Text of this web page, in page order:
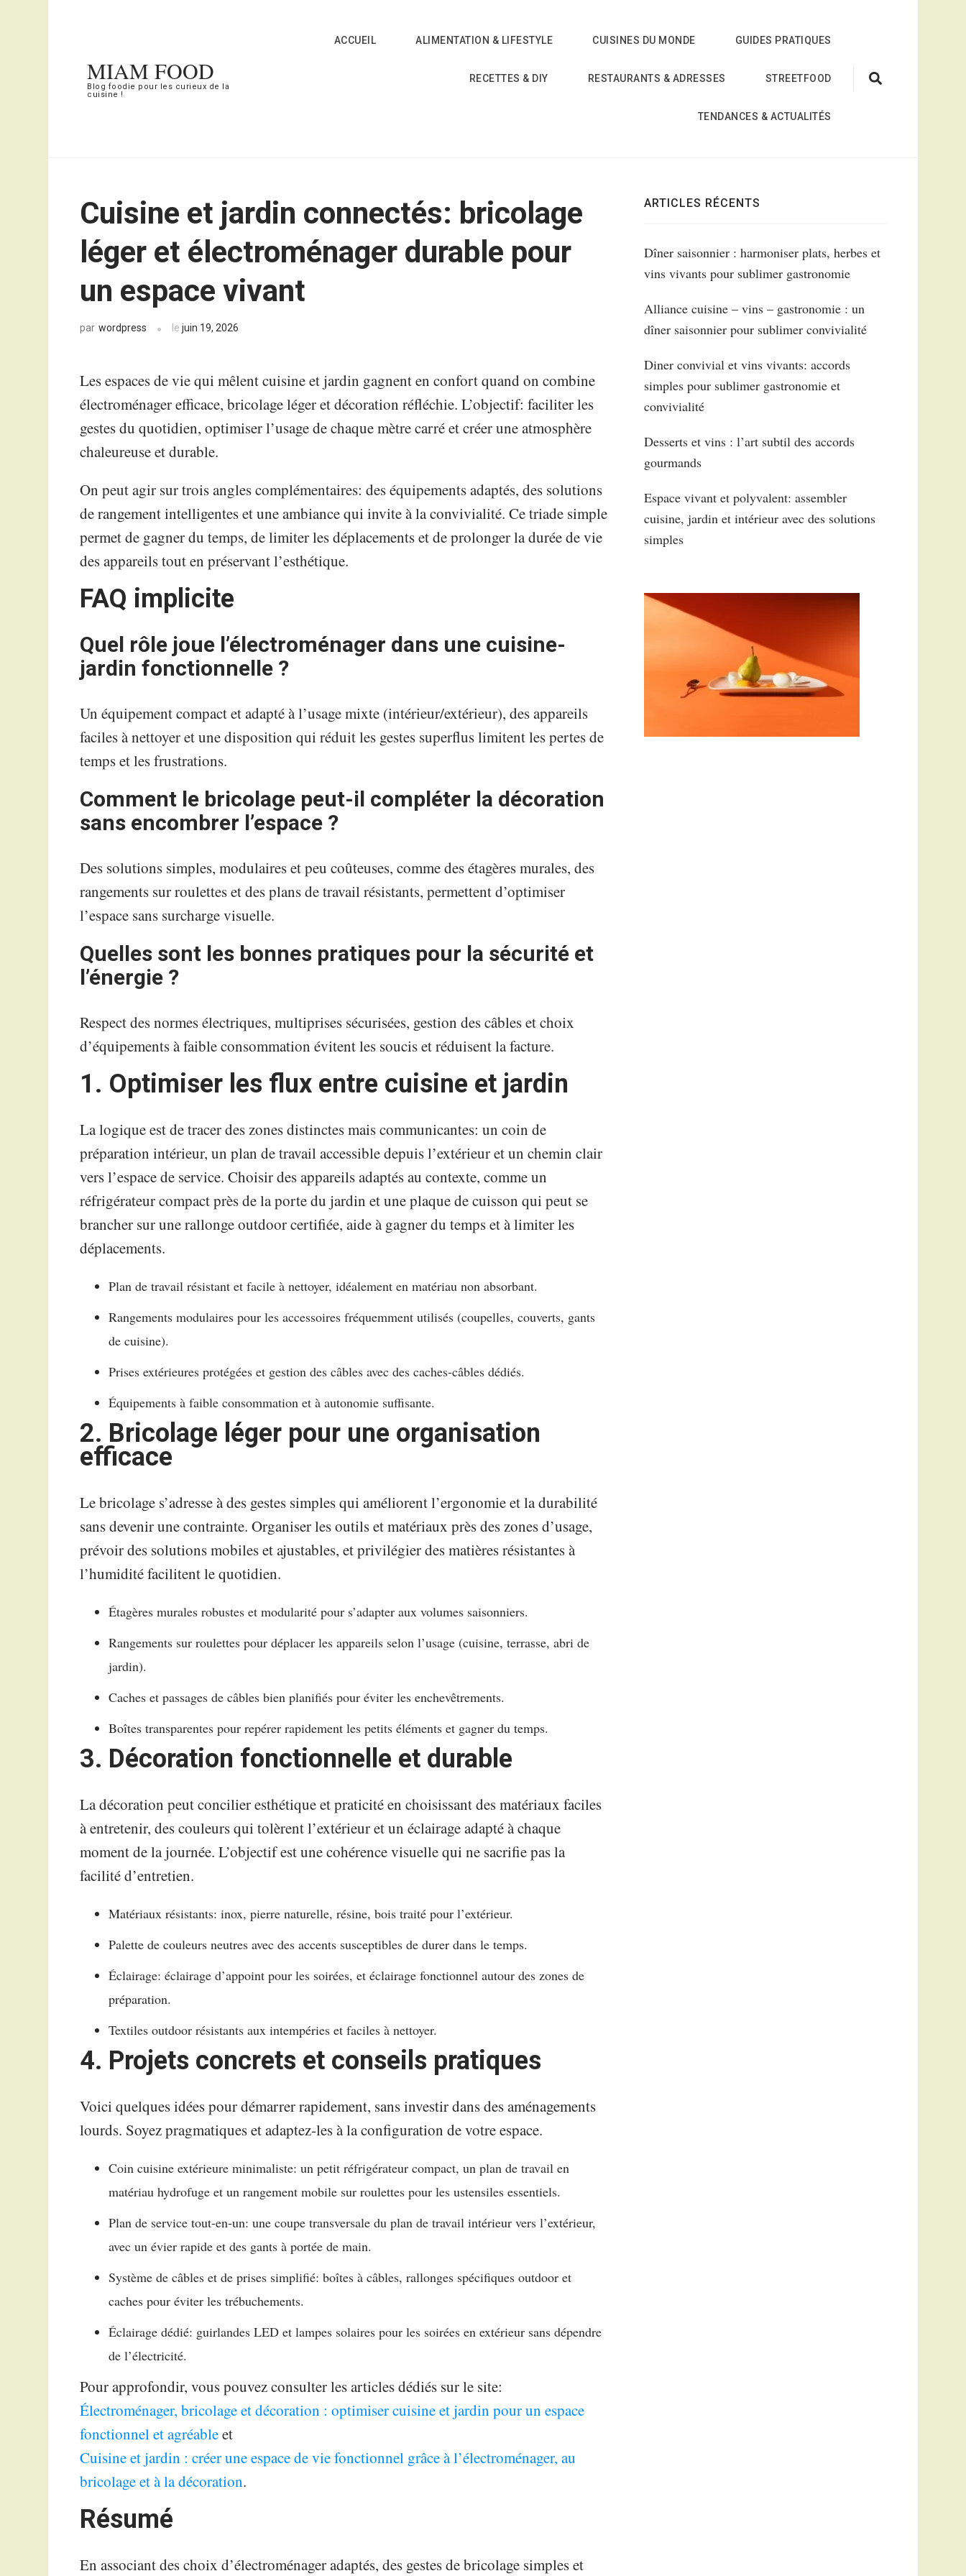
(PressezMIAM FOOD
Blog foodie pour les curieux de la
cuisine !
ACCUEIL ALIMENTATION & LIFESTYLE CUISINES DU MONDE GUIDES PRATIQUES
RECETTES & DIY RESTAURANTS & ADRESSES STREETFOOD
TENDANCES & ACTUALITÉS
Cuisine et jardin connectés: bricolage
léger et électroménager durable pour
un espace vivant
par wordpress lejuin 19, 2026
Les espaces de vie qui mêlent cuisine et jardin gagnent en confort quand on combine
électroménager efficace, bricolage léger et décoration réfléchie. L’objectif: faciliter les
gestes du quotidien, optimiser l’usage de chaque mètre carré et créer une atmosphère
chaleureuse et durable.
On peut agir sur trois angles complémentaires: des équipements adaptés, des solutions
de rangement intelligentes et une ambiance qui invite à la convivialité. Ce triade simple
permet de gagner du temps, de limiter les déplacements et de prolonger la durée de vie
des appareils tout en préservant l’esthétique.
FAQ implicite
Quel rôle joue l’électroménager dans une cuisine-
jardin fonctionnelle ?
Un équipement compact et adapté à l’usage mixte (intérieur/extérieur), des appareils
faciles à nettoyer et une disposition qui réduit les gestes superflus limitent les pertes de
temps et les frustrations.
Comment le bricolage peut-il compléter la décoration
sans encombrer l’espace ?
Des solutions simples, modulaires et peu coûteuses, comme des étagères murales, des
rangements sur roulettes et des plans de travail résistants, permettent d’optimiser
l’espace sans surcharge visuelle.
Quelles sont les bonnes pratiques pour la sécurité et
l’énergie ?
Respect des normes électriques, multiprises sécurisées, gestion des câbles et choix
d’équipements à faible consommation évitent les soucis et réduisent la facture.
1. Optimiser les flux entre cuisine et jardin
La logique est de tracer des zones distinctes mais communicantes: un coin de
préparation intérieur, un plan de travail accessible depuis l’extérieur et un chemin clair
vers l’espace de service. Choisir des appareils adaptés au contexte, comme un
réfrigérateur compact près de la porte du jardin et une plaque de cuisson qui peut se
brancher sur une rallonge outdoor certifiée, aide à gagner du temps et à limiter les
déplacements.
Plan de travail résistant et facile à nettoyer, idéalement en matériau non absorbant.
Rangements modulaires pour les accessoires fréquemment utilisés (coupelles, couverts, gants
de cuisine).
Prises extérieures protégées et gestion des câbles avec des caches-câbles dédiés.
Équipements à faible consommation et à autonomie suffisante.
2. Bricolage léger pour une organisation
efficace
Le bricolage s’adresse à des gestes simples qui améliorent l’ergonomie et la durabilité
sans devenir une contrainte. Organiser les outils et matériaux près des zones d’usage,
prévoir des solutions mobiles et ajustables, et privilégier des matières résistantes à
l’humidité facilitent le quotidien.
Étagères murales robustes et modularité pour s’adapter aux volumes saisonniers.
Rangements sur roulettes pour déplacer les appareils selon l’usage (cuisine, terrasse, abri de
jardin).
Caches et passages de câbles bien planifiés pour éviter les enchevêtrements.
Boîtes transparentes pour repérer rapidement les petits éléments et gagner du temps.
3. Décoration fonctionnelle et durable
La décoration peut concilier esthétique et praticité en choisissant des matériaux faciles
à entretenir, des couleurs qui tolèrent l’extérieur et un éclairage adapté à chaque
moment de la journée. L’objectif est une cohérence visuelle qui ne sacrifie pas la
facilité d’entretien.
Matériaux résistants: inox, pierre naturelle, résine, bois traité pour l’extérieur.
Palette de couleurs neutres avec des accents susceptibles de durer dans le temps.
Éclairage: éclairage d’appoint pour les soirées, et éclairage fonctionnel autour des zones de
préparation.
Textiles outdoor résistants aux intempéries et faciles à nettoyer.
4. Projets concrets et conseils pratiques
Voici quelques idées pour démarrer rapidement, sans investir dans des aménagements
lourds. Soyez pragmatiques et adaptez-les à la configuration de votre espace.
Coin cuisine extérieure minimaliste: un petit réfrigérateur compact, un plan de travail en
matériau hydrofuge et un rangement mobile sur roulettes pour les ustensiles essentiels.
Plan de service tout-en-un: une coupe transversale du plan de travail intérieur vers l’extérieur,
avec un évier rapide et des gants à portée de main.
Système de câbles et de prises simplifié: boîtes à câbles, rallonges spécifiques outdoor et
caches pour éviter les trébuchements.
Éclairage dédié: guirlandes LED et lampes solaires pour les soirées en extérieur sans dépendre
de l’électricité.
Pour approfondir, vous pouvez consulter les articles dédiés sur le site:
Électroménager, bricolage et décoration : optimiser cuisine et jardin pour un espace
fonctionnel et agréableet
Cuisine et jardin : créer une espace de vie fonctionnel grâce à l’électroménager, au
bricolage et à la décoration.
Résumé
En associant des choix d’électroménager adaptés, des gestes de bricolage simples et
ARTICLES RÉCENTS
Dîner saisonnier : harmoniser plats, herbes et
vins vivants pour sublimer gastronomie
Alliance cuisine – vins – gastronomie : un
dîner saisonnier pour sublimer convivialité
Diner convivial et vins vivants: accords
simples pour sublimer gastronomie et
convivialité
Desserts et vins : l’art subtil des accords
gourmands
Espace vivant et polyvalent: assembler
cuisine, jardin et intérieur avec des solutions
simples